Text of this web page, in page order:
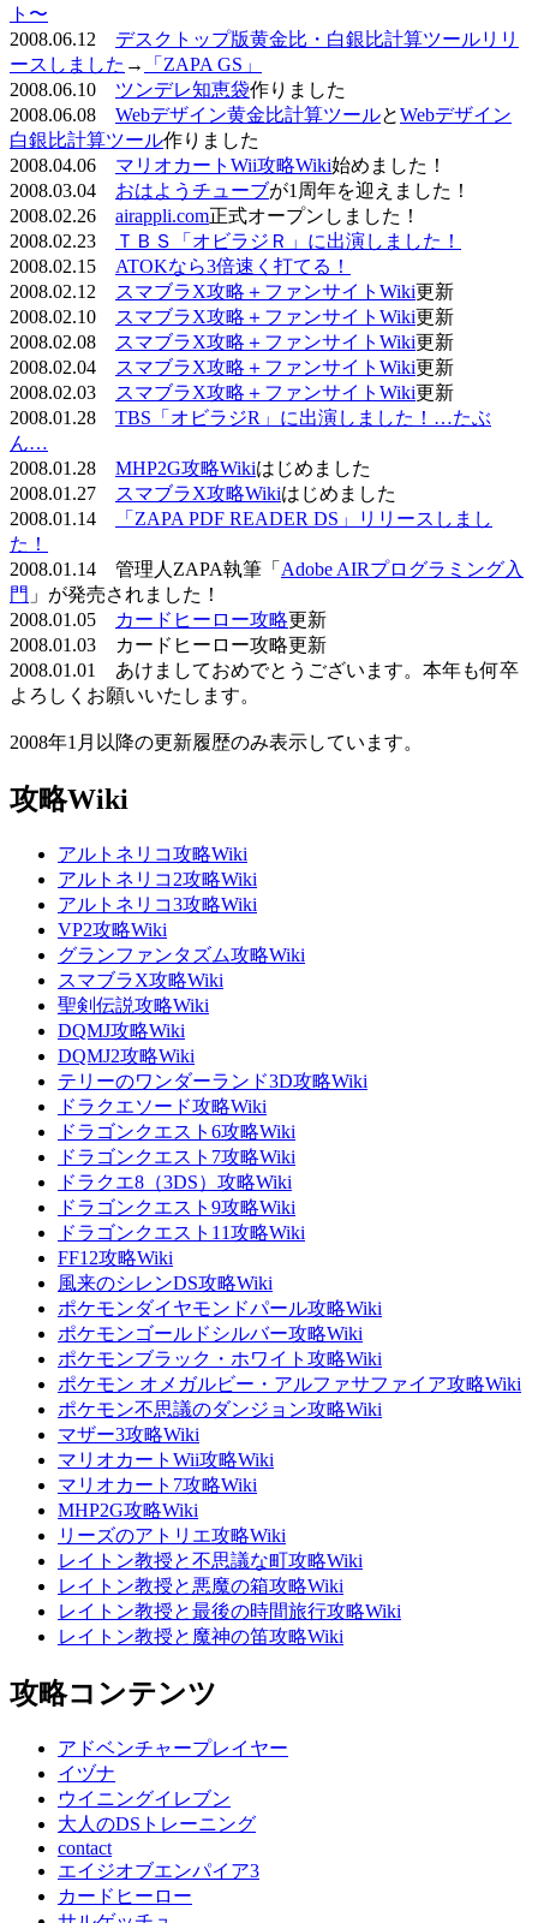
ト〜
2008.06.12 デスクトップ版黄金比・白銀比計算ツールリリ
ースしました →
「ZAPA GS」
2008.06.10 ツンデレ知恵袋作りました
2008.06.08 Webデザイン黄金比計算ツールとWebデザイン
白銀比計算ツール作りました
2008.04.06 マリオカートWii攻略Wiki始めました！
2008.03.04 おはようチューブが1周年を迎えました！
2008.02.26 airappli.com正式オープンしました！
2008.02.23
ＴＢＳ「オビラジＲ」に出演しました！
2008.02.15 ATOKなら3倍速く打てる！
2008.02.12
スマブラX攻略＋ファンサイトWiki更新
2008.02.10
スマブラX攻略＋ファンサイトWiki更新
2008.02.08
スマブラX攻略＋ファンサイトWiki更新
2008.02.04
スマブラX攻略＋ファンサイトWiki更新
2008.02.03
スマブラX攻略＋ファンサイトWiki更新
2008.01.28 TBS「オビラジR」に出演しました！…たぶ
ん…
2008.01.28 MHP2G攻略Wikiはじめました
2008.01.27
スマブラX攻略Wikiはじめました
2008.01.14
「ZAPA PDF READER DS」リリースしまし
た！
2008.01.14 管理人ZAPA執筆「 Adobe AIRプログラミング入
門 」が発売されました！
2008.01.05
カードヒーロー攻略更新
2008.01.03 カードヒーロー攻略更新
2008.01.01 あけましておめでとうございます。本年も何卒
よろしくお願いいたします。
2008年1月以降の更新履歴のみ表示しています。
攻略Wiki
アルトネリコ攻略Wiki
アルトネリコ2攻略Wiki
アルトネリコ3攻略Wiki
VP2攻略Wiki
グランファンタズム攻略Wiki
スマブラX攻略Wiki
聖剣伝説攻略Wiki
DQMJ攻略Wiki
DQMJ2攻略Wiki
テリーのワンダーランド3D攻略Wiki
ドラクエソード攻略Wiki
ドラゴンクエスト6攻略Wiki
ドラゴンクエスト7攻略Wiki
ドラクエ8（3DS）攻略Wiki
ドラゴンクエスト9攻略Wiki
ドラゴンクエスト11攻略Wiki
FF12攻略Wiki
風来のシレンDS攻略Wiki
ポケモンダイヤモンドパール攻略Wiki
ポケモンゴールドシルバー攻略Wiki
ポケモンブラック・ホワイト攻略Wiki
ポケモン オメガルビー・アルファサファイア攻略Wiki
ポケモン不思議のダンジョン攻略Wiki
マザー3攻略Wiki
マリオカートWii攻略Wiki
マリオカート7攻略Wiki
MHP2G攻略Wiki
リーズのアトリエ攻略Wiki
レイトン教授と不思議な町攻略Wiki
レイトン教授と悪魔の箱攻略Wiki
レイトン教授と最後の時間旅行攻略Wiki
レイトン教授と魔神の笛攻略Wiki
攻略コンテンツ
アドベンチャープレイヤー
イヅナ
ウイニングイレブン
大人のDSトレーニング
contact
エイジオブエンパイア3
カードヒーロー